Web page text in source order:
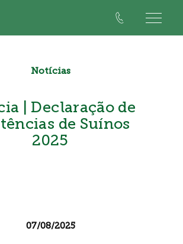
Notícias
| Declaração de
de Suínos
2025
07/08/2025